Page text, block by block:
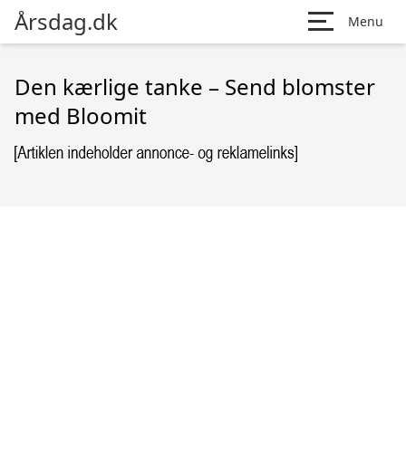
Årsdag.dk Menu
Den kærlige tanke – Send blomster
med Bloomit